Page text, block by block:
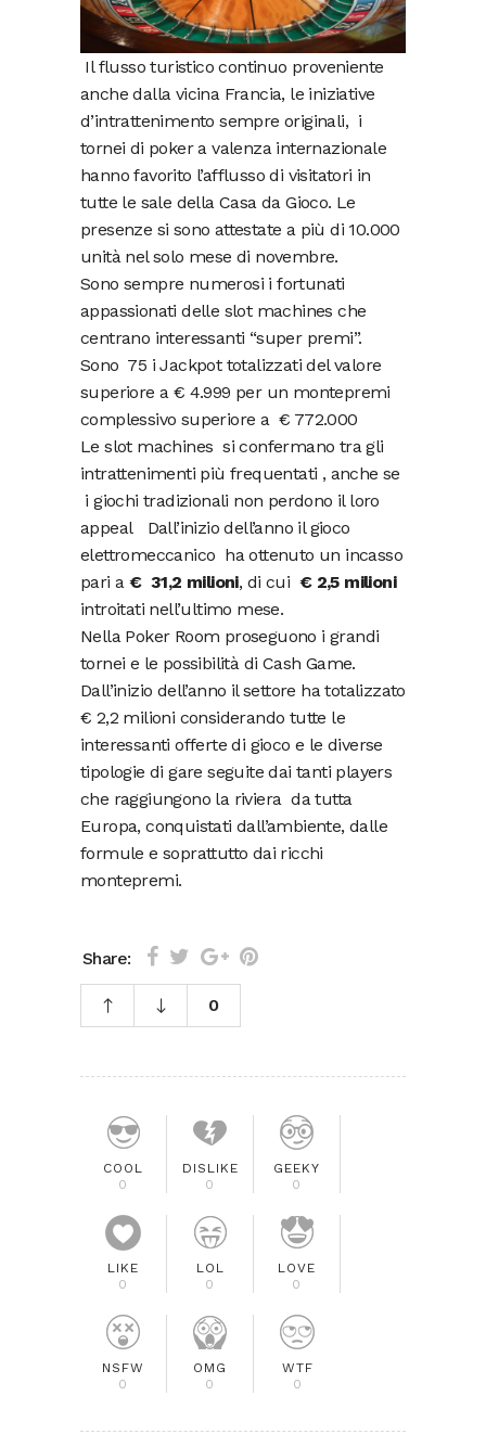
Il flusso turistico continuo proveniente
anche dalla vicina Francia, le iniziative
d’intrattenimento sempre originali, i
tornei di poker a valenza internazionale
hanno favorito l’afflusso di visitatori in
tutte le sale della Casa da Gioco. Le
presenze si sono attestate a più di 10.000
unità nel solo mese di novembre.
Sono sempre numerosi i fortunati
appassionati delle slot machines che
centrano interessanti “super premi”.
Sono 75 i Jackpot totalizzati del valore
superiore a € 4.999 per un montepremi
complessivo superiore a € 772.000
Le slot machines si confermano tra gli
intrattenimenti più frequentati , anche se
i giochi tradizionali non perdono il loro
appeal Dall’inizio dell’anno il gioco
elettromeccanico ha ottenuto un incasso
pari a € 31,2 milioni, di cui € 2,5 milioni
introitati nell’ultimo mese.
Nella Poker Room proseguono i grandi
tornei e le possibilità di Cash Game.
Dall’inizio dell’anno il settore ha totalizzato
€ 2,2 milioni considerando tutte le
interessanti offerte di gioco e le diverse
tipologie di gare seguite dai tanti players
che raggiungono la riviera da tutta
Europa, conquistati dall’ambiente, dalle
formule e soprattutto dai ricchi
montepremi.
Share:
0
COOL
0
DISLIKE
0
GEEKY
0
LIKE
0
LOL
0
LOVE
0
NSFW
0
OMG
0
WTF
0